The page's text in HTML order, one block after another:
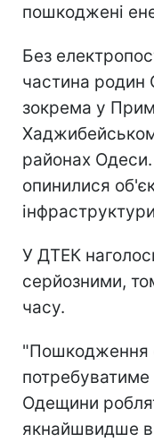
пошкоджені
Без
частина родин
зокрема у
районах
опинилися
У ДТЕК
серйозними,
часу.
"Пошкодження
потребуватиме
Одещини
якнайшвидше